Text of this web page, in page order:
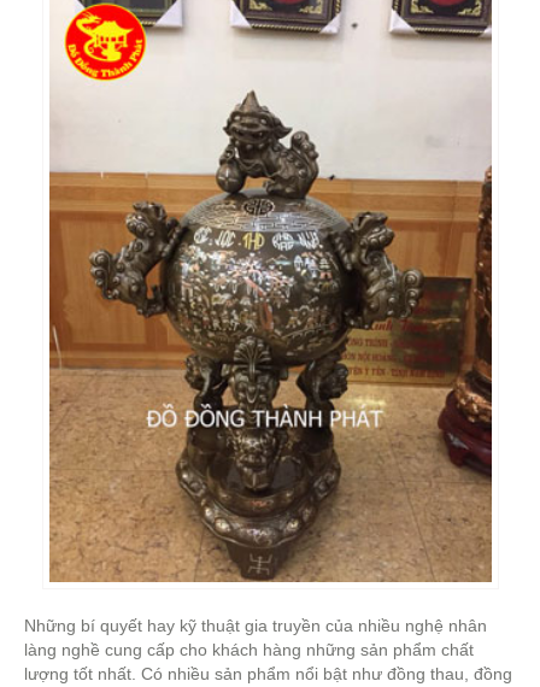
Những bí quyết hay kỹ thuật gia truyền của nhiều nghệ nhân
làng nghề cung cấp cho khách hàng những sản phẩm chất
lượng tốt nhất. Có nhiều sản phẩm nổi bật như đồng thau, đồng